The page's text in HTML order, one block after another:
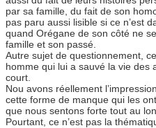
par sa famille, du fait de son
pas paru aussi lisible si ce n’est
quand Orégane de son côté ne
famille et son passé.
Autre sujet de questionnement,
homme qui lui a sauvé la vie des
court.
Nou avons réellement
cette forme de manque qui les
que nous sentons forte tout au
Pourtant, ce n’est pas la